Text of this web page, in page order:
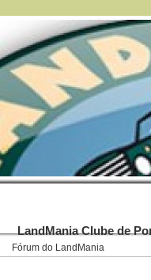
LandMania Clube de
Fórum do LandMania